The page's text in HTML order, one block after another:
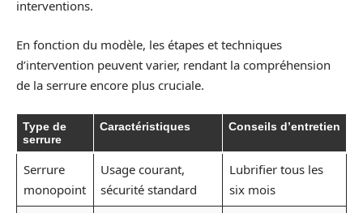
interventions.
En fonction du modèle, les étapes et techniques
d’intervention peuvent varier, rendant la compréhension
de la serrure encore plus cruciale.
Type de
serrure
Caractéristiques Conseils d’entretien
Serrure
monopoint
Usage courant,
sécurité standard
Lubrifier tous les
six mois